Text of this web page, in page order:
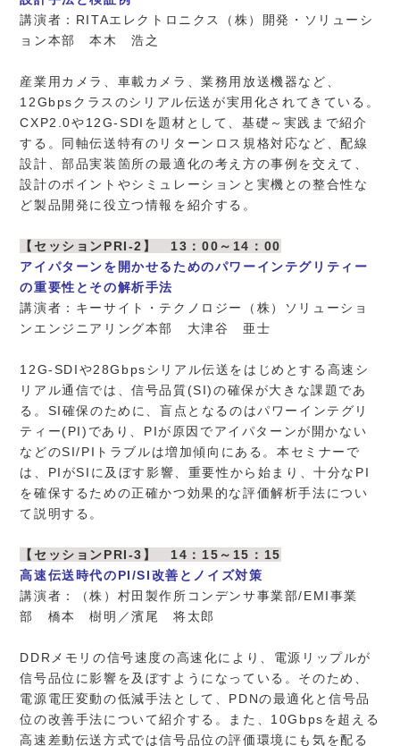
講演者：RITAエレクトロニクス（株）開発・ソリューシ
ョン本部 本木 浩之
産業用カメラ、車載カメラ、業務用放送機器など、
12Gbpsクラスのシリアル伝送が実用化されてきている。
CXP2.0や12G-SDIを題材として、基礎～実践まで紹介
する。同軸伝送特有のリターンロス規格対応など、配線
設計、部品実装箇所の最適化の考え方の事例を交えて、
設計のポイントやシミュレーションと実機との整合性な
ど製品開発に役立つ情報を紹介する。
【セッションPRI-2】 13：00～14：00
アイパターンを開かせるためのパワーインテグリティー
の重要性とその解析手法
講演者：キーサイト・テクノロジー（株）ソリューショ
ンエンジニアリング本部 大津谷 亜士
12G-SDIや28Gbpsシリアル伝送をはじめとする高速シ
リアル通信では、信号品質(SI)の確保が大きな課題であ
る。SI確保のために、盲点となるのはパワーインテグリ
ティー(PI)であり、PIが原因でアイパターンが開かない
などのSI/PIトラブルは増加傾向にある。本セミナーで
は、PIがSIに及ぼす影響、重要性から始まり、十分なPI
を確保するための正確かつ効果的な評価解析手法につい
て説明する。
【セッションPRI-3】 14：15～15：15
高速伝送時代のPI/SI改善とノイズ対策
講演者：（株）村田製作所コンデンサ事業部/EMI事業
部 橋本 樹明／濱尾 将太郎
DDRメモリの信号速度の高速化により、電源リップルが
信号品位に影響を及ぼすようになっている。そのため、
電源電圧変動の低減手法として、PDNの最適化と信号品
位の改善手法について紹介する。また、10Gbpsを超える
高速差動伝送方式では信号品位の評価環境にも気を配る